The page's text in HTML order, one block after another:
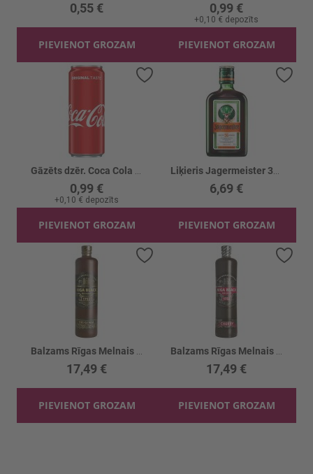
0,55 €
PIEVIENOT GROZAM
0,99 €
+0,10 € depozīts
PIEVIENOT GROZAM
0,99 €
+0,10 € depozīts
PIEVIENOT GROZAM
Pievienot vēlmju sarakstam
6,69 €
PIEVIENOT GROZAM
17,49 €
PIEVIENOT GROZAM
Pievienot vēlmju sarakstam
17,49 €
PIEVIENOT GROZAM